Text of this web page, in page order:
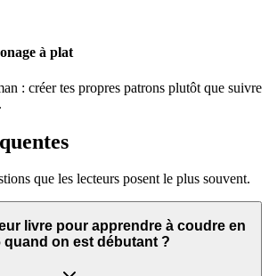
à plat
: créer tes propres patrons plutôt que suivre
que les lecteurs posent le plus souvent.
livre pour apprendre à coudre en
quand on est débutant ?